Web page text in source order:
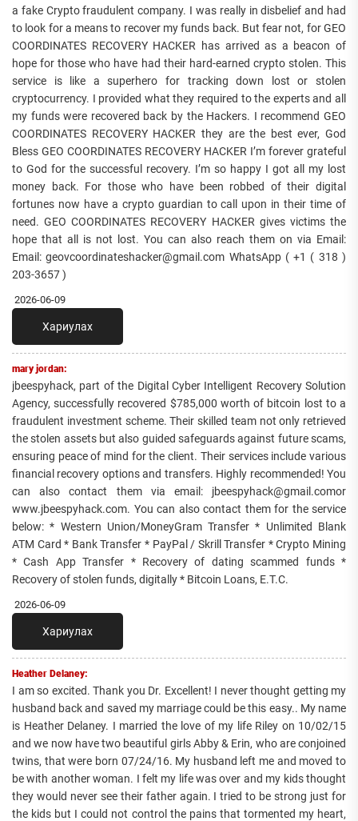
a fake Crypto fraudulent company. I was really in disbelief and had
to look for a means to recover my funds back. But fear not, for GEO
COORDINATES RECOVERY HACKER has arrived as a beacon of
hope for those who have had their hard-earned crypto stolen. This
service is like a superhero for tracking down lost or stolen
cryptocurrency. I provided what they required to the experts and all
my funds were recovered back by the Hackers. I recommend GEO
COORDINATES RECOVERY HACKER they are the best ever, God
Bless GEO COORDINATES RECOVERY HACKER I’m forever grateful
to God for the successful recovery. I’m so happy I got all my lost
money back. For those who have been robbed of their digital
fortunes now have a crypto guardian to call upon in their time of
need. GEO COORDINATES RECOVERY HACKER gives victims the
hope that all is not lost. You can also reach them on via Email:
Email: geovcoordinateshacker@gmail.com WhatsApp ( +1 ( 318 )
203-3657 )
2026-06-09
Хариулах
mary jordan:
jbeespyhack, part of the Digital Cyber Intelligent Recovery Solution
Agency, successfully recovered $785,000 worth of bitcoin lost to a
fraudulent investment scheme. Their skilled team not only retrieved
the stolen assets but also guided safeguards against future scams,
ensuring peace of mind for the client. Their services include various
financial recovery options and transfers. Highly recommended! You
can also contact them via email: jbeespyhack@gmail.comor
www.jbeespyhack.com. You can also contact them for the service
below: * Western Union/MoneyGram Transfer * Unlimited Blank
ATM Card * Bank Transfer * PayPal / Skrill Transfer * Crypto Mining
* Cash App Transfer * Recovery of dating scammed funds *
Recovery of stolen funds, digitally * Bitcoin Loans, E.T.C.
2026-06-09
Хариулах
Heather Delaney:
I am so excited. Thank you Dr. Excellent! I never thought getting my
husband back and saved my marriage could be this easy.. My name
is Heather Delaney. I married the love of my life Riley on 10/02/15
and we now have two beautiful girls Abby & Erin, who are conjoined
twins, that were born 07/24/16. My husband left me and moved to
be with another woman. I felt my life was over and my kids thought
they would never see their father again. I tried to be strong just for
the kids but I could not control the pains that tormented my heart,